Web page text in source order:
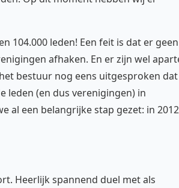
104.000 leden! Een feit is dat er geen
afhaken. En er zijn wel
bestuur nog eens uitgesproken dat
leden (en dus verenigingen) in
al een belangrijke stap gezet: in 2012
Heerlijk spannend duel met als